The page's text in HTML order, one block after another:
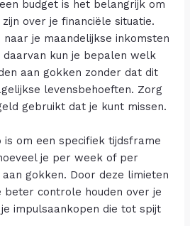
budget is het belangrijk om
over je financiële situatie.
naar je maandelijkse inkomsten
daarvan kun je bepalen welk
aan gokken zonder dat dit
levensbehoeften. Zorg
gebruikt dat je kunt missen.
is om een specifiek tijdsframe
je per week of per
gokken. Door deze limieten
controle houden over je
impulsaankopen die tot spijt